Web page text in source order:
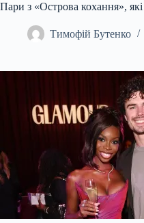
Пари з «Острова кохання»,
Тимофій Бутенко